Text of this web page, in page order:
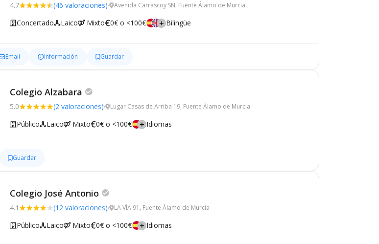
4.7 (46 valoraciones) Avenida Carrascoy SN, Fuente Álamo de Murcia
Concertado Laico Mixto 0€ o <100€ Bilingüe
Email Información Guardar
Colegio Alzabara
5.0 (2 valoraciones) Lugar Casas de Arriba 19, Fuente Álamo de Murcia
Público Laico Mixto 0€ o <100€ Idiomas
Guardar
Colegio José Antonio
4.1 (12 valoraciones) LA VÍA 91, Fuente Álamo de Murcia
Público Laico Mixto 0€ o <100€ Idiomas